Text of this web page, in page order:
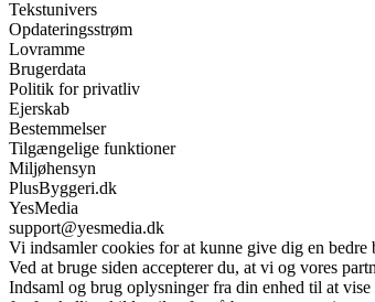
Tekstunivers
Opdateringsstrøm
Lovramme
Brugerdata
Politik for privatliv
Ejerskab
Bestemmelser
Tilgængelige funktioner
Miljøhensyn
PlusByggeri.dk
YesMedia
support@yesmedia.dk
Vi indsamler cookies for at kunne give dig en bedre
Ved at bruge siden accepterer du, at vi og vores
Indsaml og brug oplysninger fra din enhed til at